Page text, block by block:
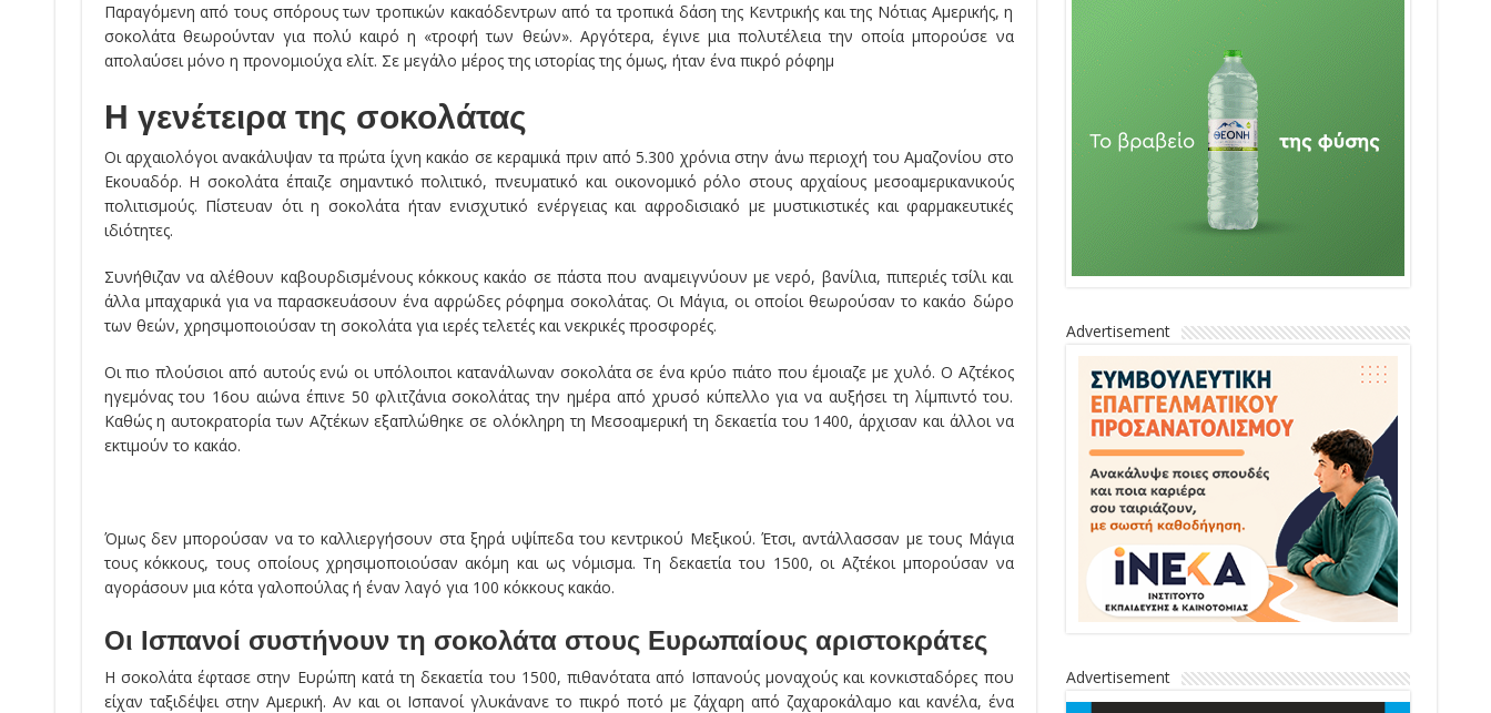
Παραγόμενη από τους σπόρους των τροπικών κακαόδεντρων από τα τροπικά δάση της Κεντρικής και της Νότιας Αμερικής, η
σοκολάτα θεωρούνταν για πολύ καιρό η «τροφή των θεών». Αργότερα, έγινε μια πολυτέλεια την οποία μπορούσε να
απολαύσει μόνο η προνομιούχα ελίτ. Σε μεγάλο μέρος της ιστορίας της όμως, ήταν ένα πικρό ρόφημ
Η γενέτειρα της σοκολάτας
Οι αρχαιολόγοι ανακάλυψαν τα πρώτα ίχνη κακάο σε κεραμικά πριν από 5.300 χρόνια στην άνω περιοχή του Αμαζονίου στο
Εκουαδόρ. Η σοκολάτα έπαιζε σημαντικό πολιτικό, πνευματικό και οικονομικό ρόλο στους αρχαίους μεσοαμερικανικούς
πολιτισμούς. Πίστευαν ότι η σοκολάτα ήταν ενισχυτικό ενέργειας και αφροδισιακό με μυστικιστικές και φαρμακευτικές
ιδιότητες.
Συνήθιζαν να αλέθουν καβουρδισμένους κόκκους κακάο σε πάστα που αναμειγνύουν με νερό, βανίλια, πιπεριές τσίλι και
άλλα μπαχαρικά για να παρασκευάσουν ένα αφρώδες ρόφημα σοκολάτας. Οι Μάγια, οι οποίοι θεωρούσαν το κακάο δώρο
των θεών, χρησιμοποιούσαν τη σοκολάτα για ιερές τελετές και νεκρικές προσφορές.
Οι πιο πλούσιοι από αυτούς ενώ οι υπόλοιποι κατανάλωναν σοκολάτα σε ένα κρύο πιάτο που έμοιαζε με χυλό. Ο Αζτέκος
ηγεμόνας του 16ου αιώνα έπινε 50 φλιτζάνια σοκολάτας την ημέρα από χρυσό κύπελλο για να αυξήσει τη λίμπιντό του.
Καθώς η αυτοκρατορία των Αζτέκων εξαπλώθηκε σε ολόκληρη τη Μεσοαμερική τη δεκαετία του 1400, άρχισαν και άλλοι να
εκτιμούν το κακάο.
Όμως δεν μπορούσαν να το καλλιεργήσουν στα ξηρά υψίπεδα του κεντρικού Μεξικού. Έτσι, αντάλλασσαν με τους Μάγια
τους κόκκους, τους οποίους χρησιμοποιούσαν ακόμη και ως νόμισμα. Τη δεκαετία του 1500, οι Αζτέκοι μπορούσαν να
αγοράσουν μια κότα γαλοπούλας ή έναν λαγό για 100 κόκκους κακάο.
Οι Ισπανοί συστήνουν τη σοκολάτα στoυς Ευρωπαίους αριστοκράτες
Η σοκολάτα έφτασε στην Ευρώπη κατά τη δεκαετία του 1500, πιθανότατα από Ισπανούς μοναχούς και κονκισταδόρες που
είχαν ταξιδέψει στην Αμερική. Αν και οι Ισπανοί γλυκάνανε το πικρό ποτό με ζάχαρη από ζαχαροκάλαμο και κανέλα, ένα
Advertisement
Advertisement